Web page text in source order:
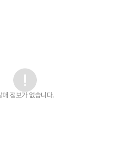
매 정보가 없습니다.